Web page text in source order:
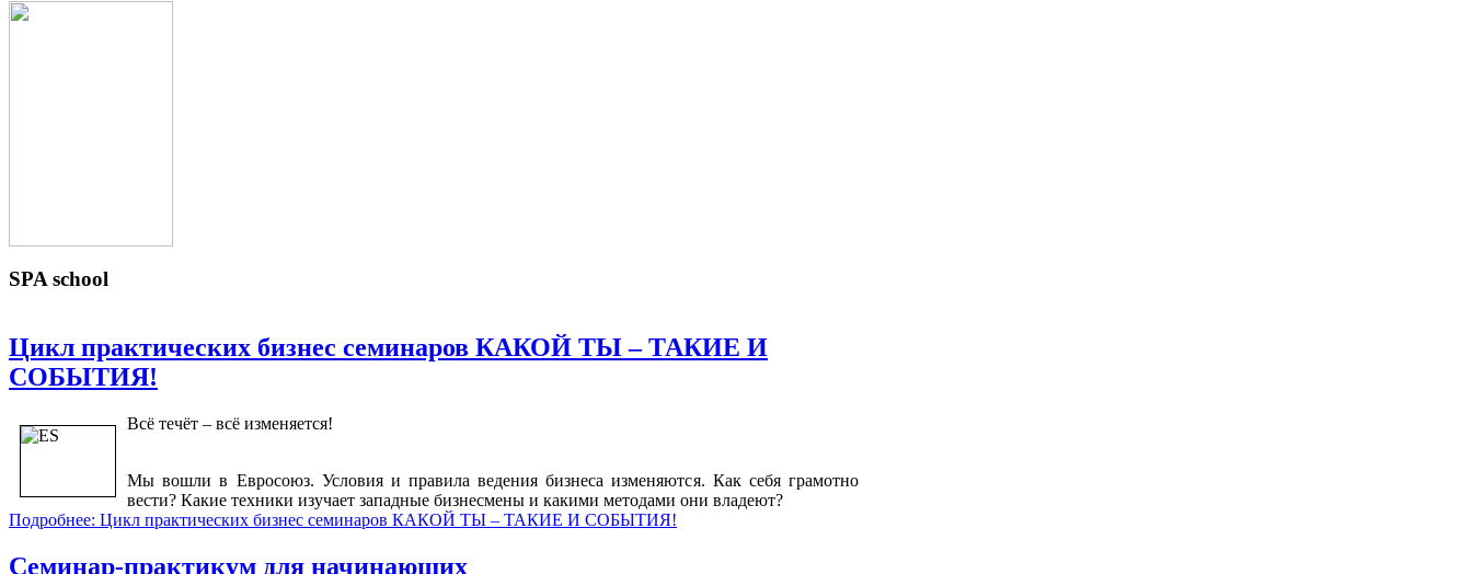
SPA school
Цикл практических бизнес семинаров КАКОЙ ТЫ – ТАКИЕ И
СОБЫТИЯ!
Всё течёт – всё изменяется!
Мы вошли в Евросоюз. Условия и правила ведения бизнеса изменяются. Как себя грамотно
вести? Какие техники изучает западные бизнесмены и какими методами они владеют?
Подробнее: Цикл практических бизнес семинаров КАКОЙ ТЫ – ТАКИЕ И СОБЫТИЯ!
Семинар-практикум для начинающих